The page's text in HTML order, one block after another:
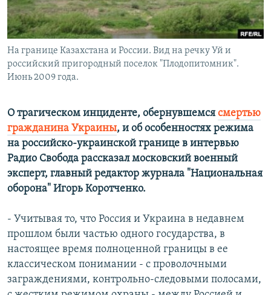
СОЦИАЛЬНЫЕ СЕТИ
На границе Казахстана и России. Вид на речку Уй и
российский пригородный поселок "Плодопитомник".
Июнь 2009 года.
О трагическом инциденте, обернувшемся смертью
гражданина Украины, и об особенностях режима
на российско-украинской границе в интервью
Радио Свобода рассказал московский военный
эксперт, главный редактор журнала "Национальная
оборона" Игорь Коротченко.
- Учитывая то, что Россия и Украина в недавнем
прошлом были частью одного государства, в
настоящее время полноценной границы в ее
классическом понимании - с проволочными
заграждениями, контрольно-следовыми полосами,